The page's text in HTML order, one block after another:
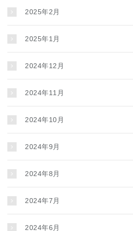
2025年2月
2025年1月
2024年12月
2024年11月
2024年10月
2024年9月
2024年8月
2024年7月
2024年6月